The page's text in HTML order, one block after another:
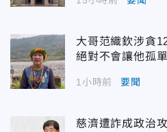
大哥范織欽涉貪
絕對不會讓他孤單
1小時前 要聞
慈濟遭詐成政治